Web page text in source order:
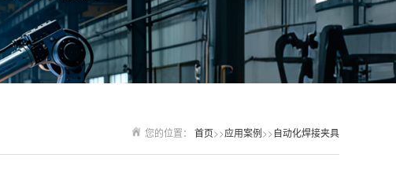
您的位置： 首页>>应用案例>> 自动化焊接夹具